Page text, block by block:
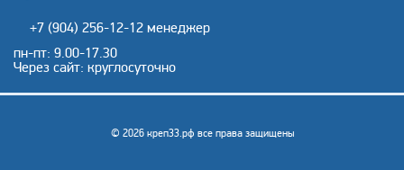
+7 (904) 256-12-12 менеджер
пн-пт: 9.00-17.30
Через сайт: круглосуточно
© 2026 креп33.рф все права защищены